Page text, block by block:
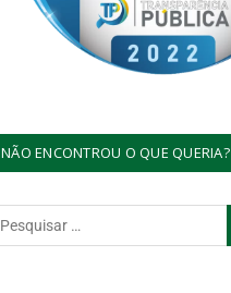
NÃO ENCONTROU O QUE QUERIA?